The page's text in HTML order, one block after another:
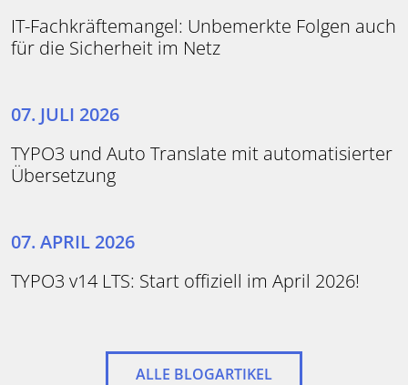
IT-Fachkräftemangel: Unbemerkte Folgen auch
für die Sicherheit im Netz
07. JULI 2026
TYPO3 und Auto Translate mit automatisierter
Übersetzung
07. APRIL 2026
TYPO3 v14 LTS: Start offiziell im April 2026!
ALLE BLOGARTIKEL